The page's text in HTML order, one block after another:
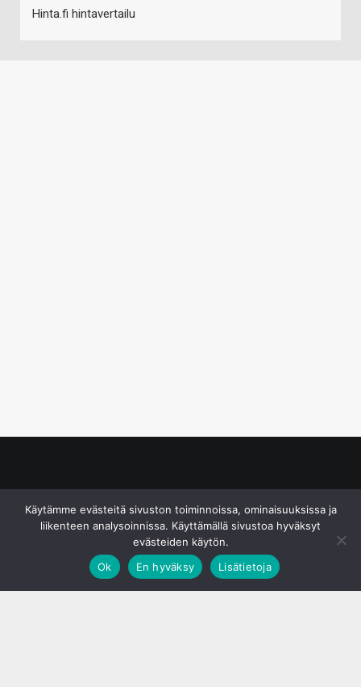
Hinta.fi hintavertailu
Käytämme evästeitä sivuston toiminnoissa, ominaisuuksissa ja
liikenteen analysoinnissa. Käyttämällä sivustoa hyväksyt
evästeiden käytön.
Ok
En hyväksy Lisätietoja